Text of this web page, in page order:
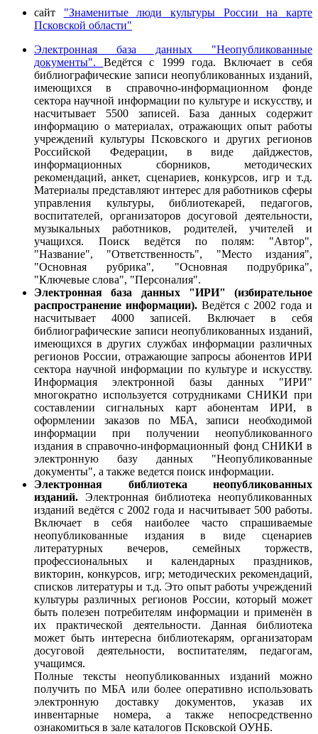
сайт "Знаменитые люди культуры России на карте
Псковской области"
Электронная база данных "Неопубликованные
документы". Ведётся с 1999 года. Включает в себя
библиографические записи неопубликованных изданий,
имеющихся в справочно-информационном фонде
сектора научной информации по культуре и искусству, и
насчитывает 5500 запиcей. База данных содержит
информацию о материалах, отражающих опыт работы
учреждений культуры Псковского и других регионов
Российской Федерации, в виде дайджестов,
информационных сборников, методических
рекомендаций, анкет, сценариев, конкурсов, игр и т.д.
Материалы представляют интерес для работников сферы
управления культуры, библиотекарей, педагогов,
воспитателей, организаторов досуговой деятельности,
музыкальных работников, родителей, учителей и
учащихся. Поиск ведётся по полям: "Автор",
"Название", "Ответственность", "Место издания",
"Основная рубрика", "Основная подрубрика",
"Ключевые слова", "Персоналия".
Электронная база данных "ИРИ" (избирательное
распространение информации). Ведётся с 2002 года и
насчитывает 4000 записей. Включает в себя
библиографические записи неопубликованных изданий,
имеющихся в других службах информации различных
регионов России, отражающие запросы абонентов ИРИ
сектора научной информации по культуре и искусству.
Информация электронной базы данных "ИРИ"
многократно используется сотрудниками СНИКИ при
составлении сигнальных карт абонентам ИРИ, в
оформлении заказов по МБА, записи необходимой
информации при получении неопубликованного
издания в справочно-информационный фонд СНИКИ в
электронную базу данных "Неопубликованные
документы", а также ведется поиск информации.
Электронная библиотека неопубликованных
изданий. Электронная библиотека неопубликованных
изданий ведётся с 2002 года и насчитывает 500 работы.
Включает в себя наиболее часто спрашиваемые
неопубликованные издания в виде сценариев
литературных вечеров, семейных торжеств,
профессиональных и календарных праздников,
викторин, конкурсов, игр; методических рекомендаций,
списков литературы и т.д. Это опыт работы учреждений
культуры различных регионов России, который может
быть полезен потребителям информации и применён в
их практической деятельности. Данная библиотека
может быть интересна библиотекарям, организаторам
досуговой деятельности, воспитателям, педагогам,
учащимся.
Полные тексты неопубликованных изданий можно
получить по МБА или более оперативно использовать
электронную доставку документов, указав их
инвентарные номера, а также непосредственно
ознакомиться в зале каталогов Псковской ОУНБ.